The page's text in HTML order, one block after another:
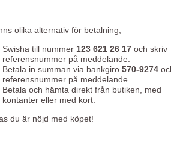
olika alternativ för betalning,
Swisha till nummer 123 621 26 17 och skriv
referensnummer på meddelande.
Betala in summan via bankgiro 570-9274
referensnummer på meddelande.
Betala och hämta direkt från butiken, med
kontanter eller med kort.
du är nöjd med köpet!